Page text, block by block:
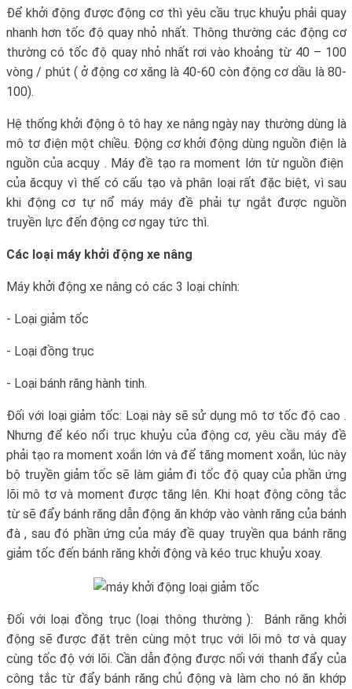
Để khởi động được động cơ thì yêu cầu trục khuỷu phải quay
nhanh hơn tốc độ quay nhỏ nhất. Thông thường các động cơ
thường có tốc độ quay nhỏ nhất rơi vào khoảng từ 40 – 100
vòng / phút ( ở động cơ xăng là 40-60 còn động cơ dầu là 80-
100).
Hệ thống khởi động ô tô hay xe nâng ngày nay thường dùng là
mô tơ điện một chiều. Động cơ khởi động dùng nguồn điện là
nguồn của acquy . Máy đề tạo ra moment lớn từ nguồn điện
của ăcquy vì thế có cấu tạo và phân loại rất đặc biệt, vì sau
khi động cơ tự nổ máy máy đề phải tự ngắt được nguồn
truyền lực đến động cơ ngay tức thì.
Các loại máy khởi động xe nâng
Máy khởi động xe nâng có các 3 loại chính:
- Loại giảm tốc
- Loại đồng trục
- Loại bánh răng hành tinh.
Đối với loại giảm tốc: Loại này sẽ sử dụng mô tơ tốc độ cao .
Nhưng để kéo nổi trục khuỷu của động cơ, yêu cầu máy đề
phải tạo ra moment xoắn lớn và để tăng moment xoắn, lúc này
bộ truyền giảm tốc sẽ làm giảm đi tốc độ quay của phần ứng
lõi mô tơ và moment được tăng lên. Khi hoạt động công tắc
từ sẽ đẩy bánh răng dẫn động ăn khớp vào vành răng của bánh
đà , sau đó phần ứng của máy đề quay truyền qua bánh răng
giảm tốc đến bánh răng khởi động và kéo trục khuỷu xoay.
Đối với loại đồng trục (loại thông thường ): Bánh răng khởi
động sẽ được đặt trên cùng một trục với lõi mô tơ và quay
cùng tốc độ với lõi. Cần dẫn động được nối với thanh đẩy của
công tắc từ đẩy bánh răng chủ động và làm cho nó ăn khớp